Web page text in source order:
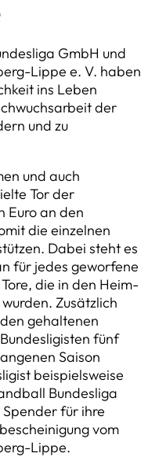
GmbH und
Lippe e. V. haben
ins Leben
der
und zu
und auch
Tor der
Euro an den
die einzelnen
Dabei steht es
für jedes geworfene
die in den Heim-
Zusätzlich
gehaltenen
fünf
Saison
beispielsweise
Bundesliga
für ihre
vom
Lippe.